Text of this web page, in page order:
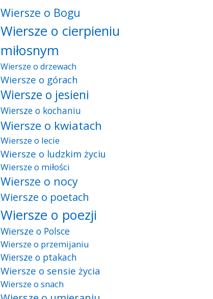
Wiersze o Bogu
Wiersze o cierpieniu
miłosnym
Wiersze o drzewach
Wiersze o górach
Wiersze o jesieni
Wiersze o kochaniu
Wiersze o kwiatach
Wiersze o lecie
Wiersze o ludzkim życiu
Wiersze o miłości
Wiersze o nocy
Wiersze o poetach
Wiersze o poezji
Wiersze o Polsce
Wiersze o przemijaniu
Wiersze o ptakach
Wiersze o sensie życia
Wiersze o snach